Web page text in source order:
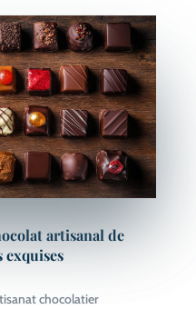
artisanal de
exquises
chocolatier